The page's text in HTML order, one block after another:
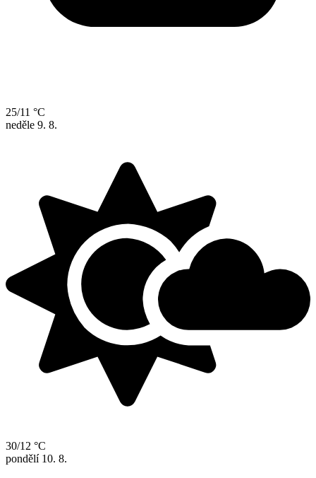
25/11 °C
neděle 9. 8.
30/12 °C
pondělí 10. 8.